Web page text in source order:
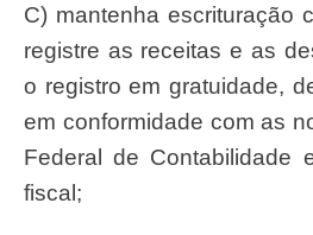
c) mantenha escrituração contábil regular que
registre as receitas e as
o registro em gratuidade,
em conformidade com as
Federal de Contabilidade
fiscal;